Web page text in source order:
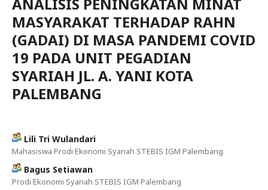
ANALISIS PENINGKATAN MINAT
MASYARAKAT TERHADAP RAHN
(GADAI) DI MASA PANDEMI COVID
19 PADA UNIT PEGADIAN
SYARIAH JL. A. YANI KOTA
PALEMBANG
Lili Tri Wulandari
Mahasiswa Prodi Ekonomi Syariah STEBIS IGM Palembang
Bagus Setiawan
Prodi Ekonomi Syariah STEBIS IGM Palembang